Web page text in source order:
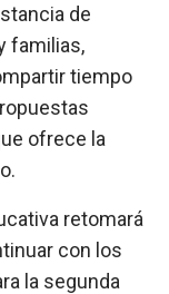
de
familias,
tiempo
ofrece la
retomará
con los
la segunda